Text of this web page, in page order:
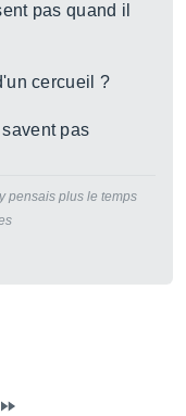
pas quand il
cercueil ?
pas
pensais plus le temps